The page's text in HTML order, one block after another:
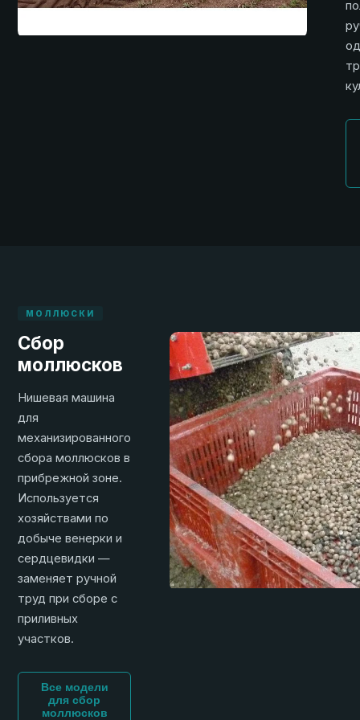
МОЛЛЮСКИ
Сбор
моллюсков
Нишевая машина
для
механизированного
сбора моллюсков в
прибрежной зоне.
Используется
хозяйствами по
добыче венерки и
сердцевидки —
заменяет ручной
труд при сборе с
приливных
участков.
Все модели
для сбор
моллюсков